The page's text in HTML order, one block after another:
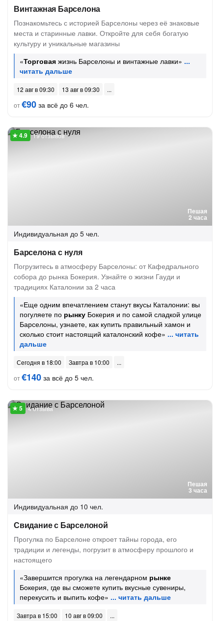
Винтажная Барселона
Познакомьтесь с историей Барселоны через её знаковые
места и старинные лавки. Откройте для себя богатую
культуру и уникальные магазины
«Торговая жизнь Барселоны и винтажные лавки»
12 авг в 09:30
13 авг в 09:30
от€90 за всё до 6 чел.
Пешая
2 часа
19 отзывов
Индивидуальная до 5 чел.
Барселона с нуля
Погрузитесь в атмосферу Барселоны: от Кафедрального
собора до рынка Бокерия. Узнайте о жизни Гауди и
традициях Каталонии за 2 часа
«Еще одним впечатлением станут вкусы Каталонии: вы
погуляете по рынку Бокерия и по самой сладкой улице
Барселоны, узнаете, как купить правильный хамон и
сколько стоит настоящий каталонский кофе»
Сегодня в 18:00
Завтра в 10:00
от€140 за всё до 5 чел.
Пешая
3 часа
4 отзыва
Индивидуальная до 10 чел.
Свидание с Барселоной
Прогулка по Барселоне откроет тайны города, его
традиции и легенды, погрузит в атмосферу прошлого и
настоящего
«Завершится прогулка на легендарном рынке
Бокерия, где вы сможете купить вкусные сувениры,
перекусить и выпить кофе»
Завтра в 15:00 10 авг в 09:00